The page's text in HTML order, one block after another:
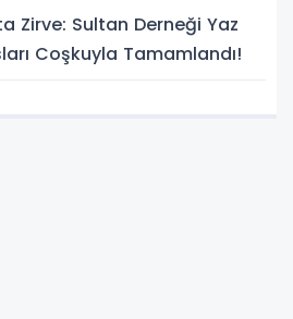
Zirve: Sultan Derneği Yaz
Coşkuyla Tamamlandı!